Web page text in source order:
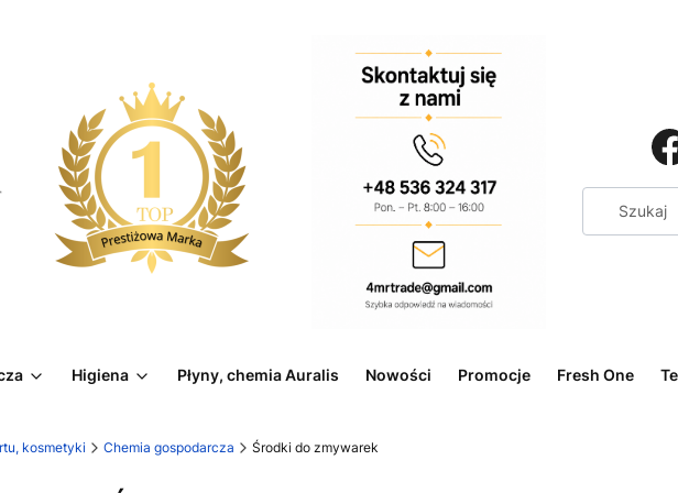
Higiena Płyny, chemia Auralis Nowości Promocje Fresh One
kosmetyki Chemia gospodarcza Środki do zmywarek